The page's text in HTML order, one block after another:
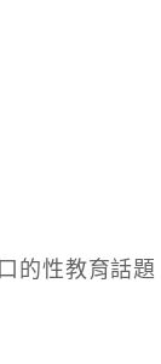
的性教育話題